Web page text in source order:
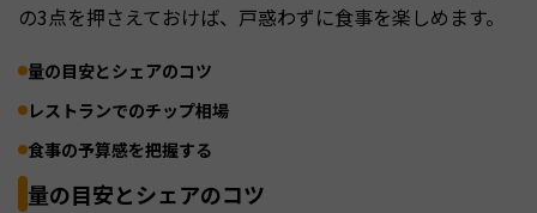
の3点を押さえておけば、戸惑わずに食事を楽しめます。
量の目安とシェアのコツ
レストランでのチップ相場
食事の予算感を把握する
量の目安とシェアのコツ